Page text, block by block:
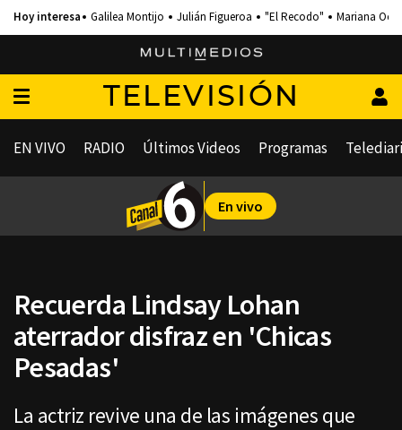
Galilea Montijo Julián Figueroa "El Recodo" Mariana
TELEVISIÓN
EN VIVO RADIO Últimos Videos Programas
En vivo
Recuerda Lindsay Lohan
aterrador disfraz en 'Chicas
Pesadas'
La actriz revive una de las imágenes que